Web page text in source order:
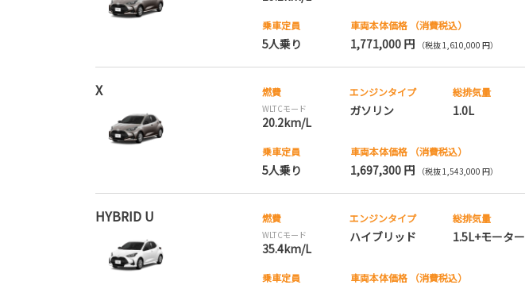
乗車定員
5人乗り
車両本体価格 （消費税込）
1,771,000 円 （税抜 1,610,000 円）
X 燃費
WLTCモード
20.2km/L
エンジンタイプ
ガソリン
総排気量
1.0L
乗車定員
5人乗り
車両本体価格 （消費税込）
1,697,300 円 （税抜 1,543,000 円）
HYBRID U 燃費
WLTCモード
35.4km/L
エンジンタイプ
ハイブリッド
総排気量
1.5L+モーター
乗車定員 車両本体価格 （消費税込）